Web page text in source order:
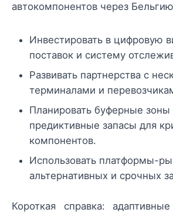
автокомпонентов через
Инвестировать в цифровую
поставок и систему
Развивать партнерства с
терминалами и
Планировать буферные зоны
предиктивные запасы для
компонентов.
Использовать платформы-
альтернативных и срочных
Короткая справка: